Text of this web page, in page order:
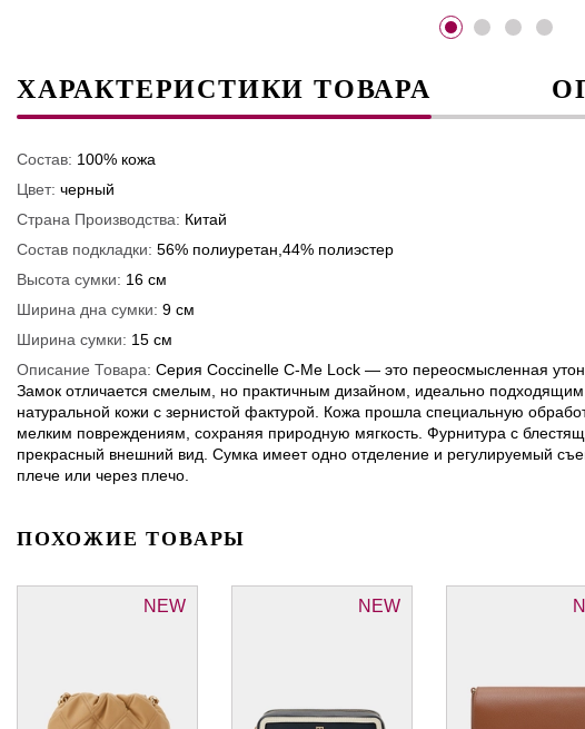
ХАРАКТЕРИСТИКИ ТОВАРА
Состав: 100% кожа
Цвет: черный
Страна Производства: Китай
Состав подкладки: 56% полиуретан,44% полиэстер
Высота сумки: 16 см
Ширина дна сумки: 9 см
Ширина сумки: 15 см
Описание Товара: Серия Coccinelle C-Me Lock — это переосмысленная
Замок отличается смелым, но практичным дизайном, идеально
натуральной кожи с зернистой фактурой. Кожа прошла специальную
мелким повреждениям, сохраняя природную мягкость. Фурнитура с
прекрасный внешний вид. Сумка имеет одно отделение и регулируемый
плече или через плечо.
ПОХОЖИЕ ТОВАРЫ
NEW NEW